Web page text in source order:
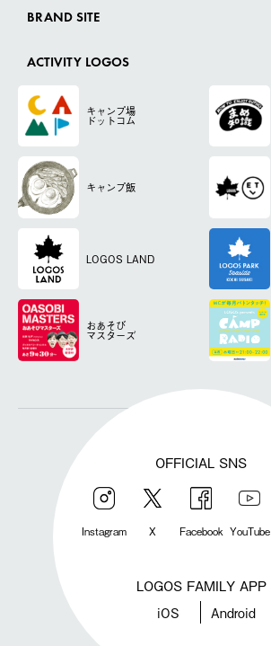
BRAND SITE
ACTIVITY LOGOS
キャンプ場
ドットコム
キャンプ飯
LOGOS LAND
おあそび
マスターズ
OFFICIAL SNS
Instagram X Facebook YouTube
LOGOS FAMILY APP
iOS Android